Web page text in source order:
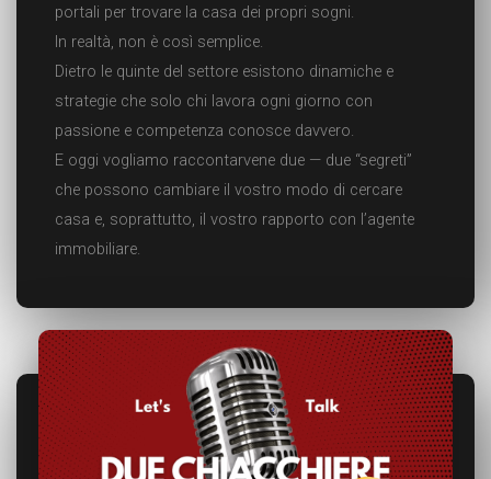
portali per trovare la casa dei propri sogni.
In realtà, non è così semplice.
Dietro le quinte del settore esistono dinamiche e
strategie che solo chi lavora ogni giorno con
passione e competenza conosce davvero.
E oggi vogliamo raccontarvene due — due “segreti”
che possono cambiare il vostro modo di cercare
casa e, soprattutto, il vostro rapporto con l’agente
immobiliare.